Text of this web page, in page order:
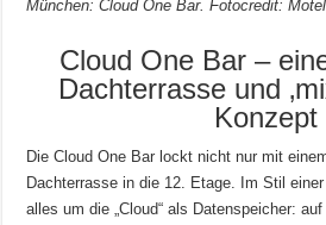
München: Cloud One Bar. Fotocredit:
Cloud One Bar –
Dachterrasse und
Konzept
Die Cloud One Bar lockt nicht nur mit
Dachterrasse in die 12. Etage. Im Stil
alles um die „Cloud“ als Datenspeicher: